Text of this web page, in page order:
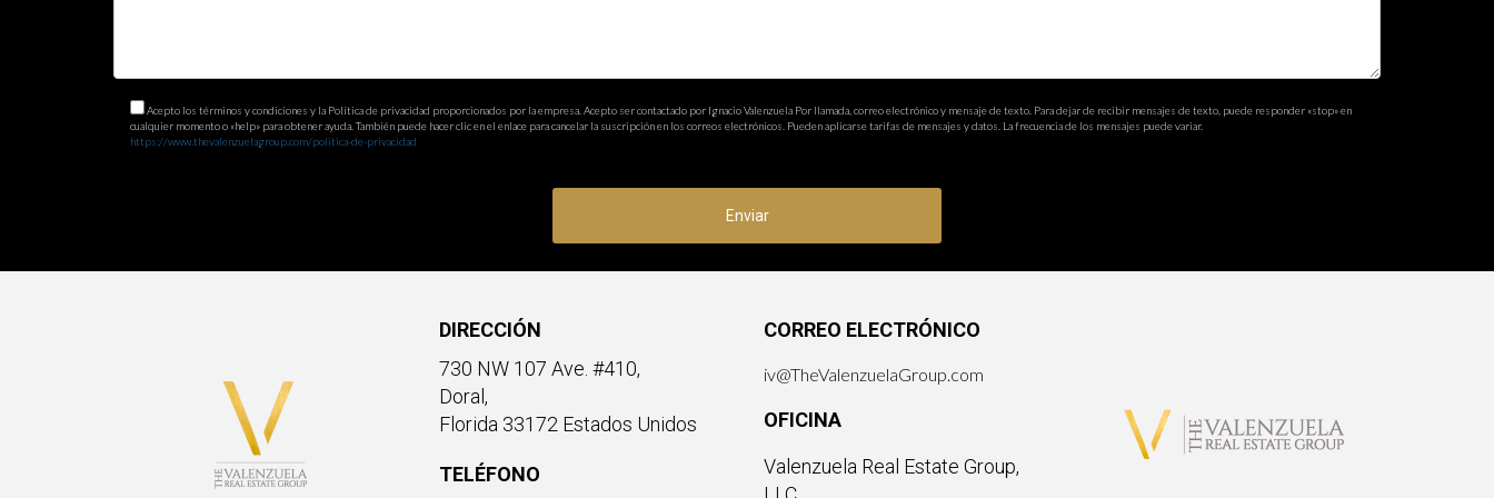
¿Es posible invertir con poco capital?
Sí, hay opciones como asociaciones o fondos de inversión donde puedes participar con menos capital inicial; sin embargo, siempre investiga bien antes de
comprometerte. Recuerda que cada paso hacia adelante cuenta; si deseas explorar más sobre inversiones inmobiliarias o necesitas asesoría personalizada, ¡no
Acepto los términos y condiciones y la Política de privacidad proporcionados por la empresa. Acepto ser contactado por Ignacio Valenzuela Por llamada, correo electrónico y mensaje de texto. Para dejar de recibir mensajes de texto, puede responder «stop» en
cualquier momento o «help» para obtener ayuda. También puede hacer clic en el enlace para cancelar la suscripción en los correos electrónicos. Pueden aplicarse tarifas de mensajes y datos. La frecuencia de los mensajes puede variar.
https://www.thevalenzuelagroup.com/politica-de-privacidad
Enviar
DIRECCIÓN
730 NW 107 Ave. #410,
Doral,
Florida 33172 Estados Unidos
TELÉFONO
CORREO ELECTRÓNICO
iv@TheValenzuelaGroup.com
OFICINA
Valenzuela Real Estate Group,